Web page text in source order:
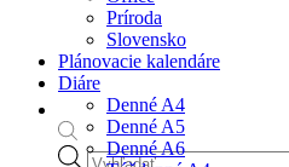
Products
Príroda
Slovensko
Plánovacie kalendáre
Diáre
Denné A4
Denné A5
Denné A6